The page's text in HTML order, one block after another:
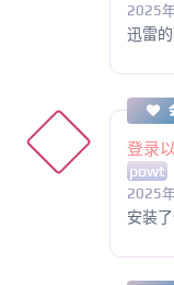
2025
迅雷
登录
powt
2025
安装